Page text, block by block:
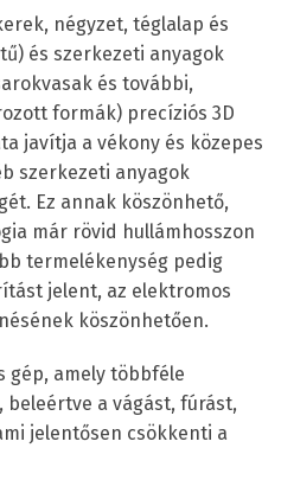
négyzet, téglalap és
és szerkezeti anyagok
és további,
formák) precíziós 3D
javítja a vékony és közepes
szerkezeti anyagok
Ez annak köszönhető,
már rövid hullámhosszon
termelékenység pedig
jelent, az elektromos
köszönhetően.
gép, amely többféle
a vágást, fúrást,
jelentősen csökkenti a